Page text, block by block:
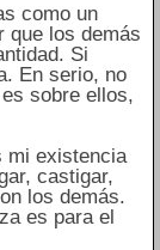
como un
que los demás
Si
En serio, no
sobre ellos,
mi existencia
castigar,
los demás.
es para el